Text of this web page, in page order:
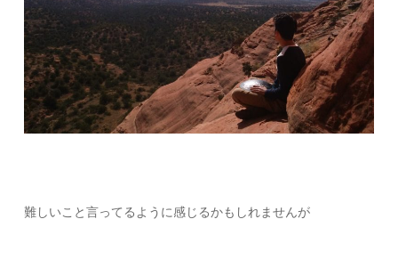
難しいこと言ってるように感じるかもしれませんが